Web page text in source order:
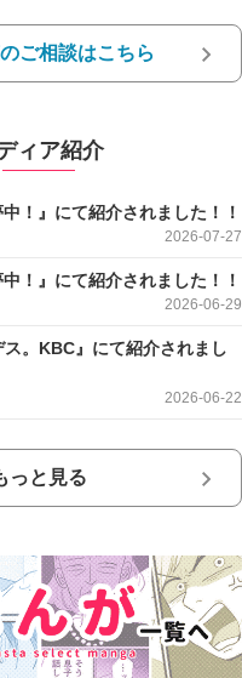
ご相談はこちら
ィア紹介
！』にて紹介されました！！
2026-07-27
！』にて紹介されました！！
2026-06-29
。KBC』にて紹介されまし
2026-06-22
っと見る